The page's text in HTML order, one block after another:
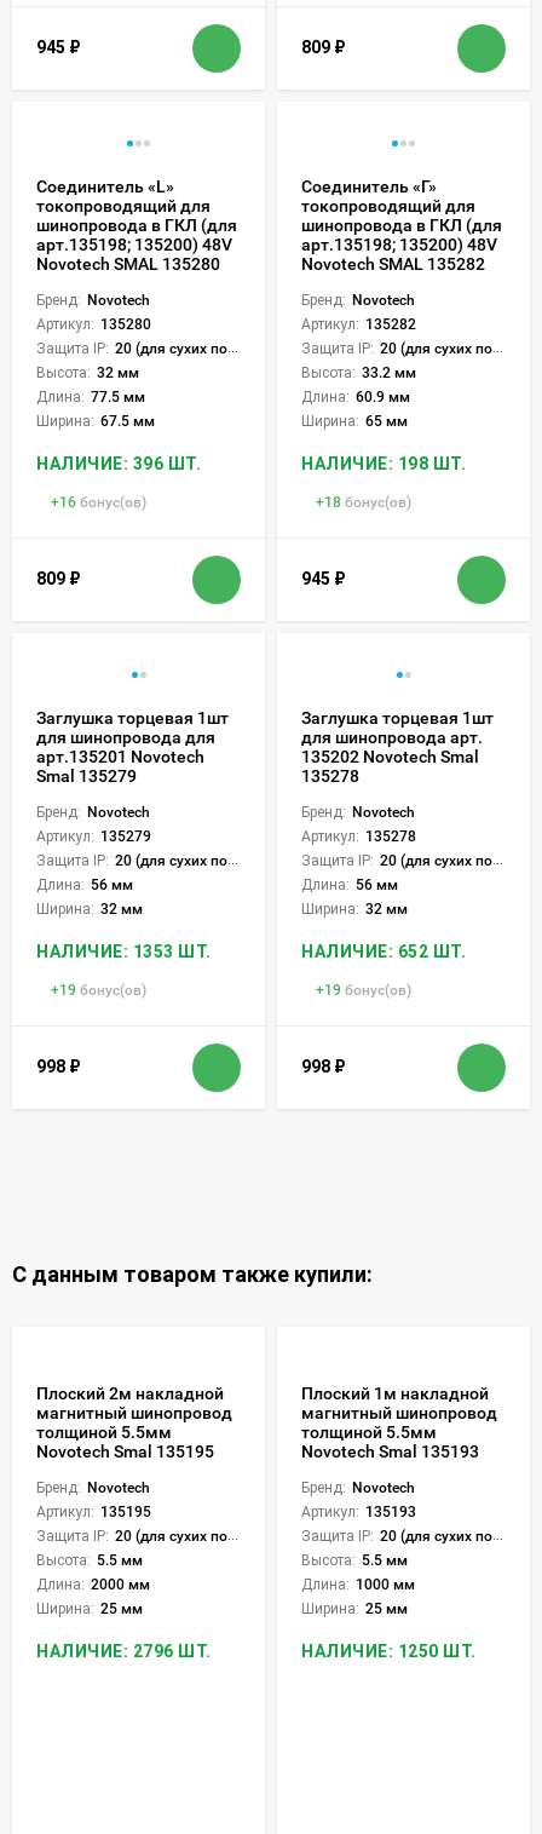
945 ₽ 809 ₽
Соединитель «L»
токопроводящий для
шинопровода в ГКЛ (для
арт.135198; 135200) 48V
Novotech SMAL 135280
Бренд: Novotech
Артикул: 135280
Защита IP: 20 (для сухих пом.)
Высота: 32 мм
Длина: 77.5 мм
Ширина: 67.5 мм
НАЛИЧИЕ: 396 ШТ.
+16 бонус(ов)
809 ₽
Соединитель «Г»
токопроводящий для
шинопровода в ГКЛ (для
арт.135198; 135200) 48V
Novotech SMAL 135282
Бренд: Novotech
Артикул: 135282
Защита IP: 20 (для сухих пом.)
Высота: 33.2 мм
Длина: 60.9 мм
Ширина: 65 мм
НАЛИЧИЕ: 198 ШТ.
+18 бонус(ов)
945 ₽
Заглушка торцевая 1шт
для шинопровода для
арт.135201 Novotech
Smal 135279
Бренд: Novotech
Артикул: 135279
Защита IP: 20 (для сухих пом.)
Длина: 56 мм
Ширина: 32 мм
НАЛИЧИЕ: 1353 ШТ.
+19 бонус(ов)
998 ₽
Заглушка торцевая 1шт
для шинопровода арт.
135202 Novotech Smal
135278
Бренд: Novotech
Артикул: 135278
Защита IP: 20 (для сухих пом.)
Длина: 56 мм
Ширина: 32 мм
НАЛИЧИЕ: 652 ШТ.
+19 бонус(ов)
998 ₽
С данным товаром также купили:
Плоский 2м накладной
магнитный шинопровод
толщиной 5.5мм
Novotech Smal 135195
Бренд: Novotech
Артикул: 135195
Защита IP: 20 (для сухих пом.)
Высота: 5.5 мм
Длина: 2000 мм
Ширина: 25 мм
НАЛИЧИЕ: 2796 ШТ.
Плоский 1м накладной
магнитный шинопровод
толщиной 5.5мм
Novotech Smal 135193
Бренд: Novotech
Артикул: 135193
Защита IP: 20 (для сухих пом.)
Высота: 5.5 мм
Длина: 1000 мм
Ширина: 25 мм
НАЛИЧИЕ: 1250 ШТ.